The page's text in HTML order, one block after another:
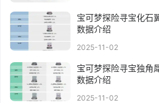
宝可梦探险寻宝化石
数据介绍
2025-11-02
宝可梦探险寻宝独角
数据介绍
2025-11-02